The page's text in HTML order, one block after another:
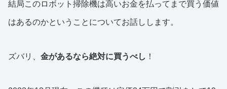
結局このロボット掃除機は高いお金を払ってまで買う価値
はあるのかということについてお話しします。
ズバリ、 金があるなら絶対に買うべし ！